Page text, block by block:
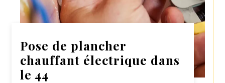
Pose de plancher
chauffant électrique dans
le 44